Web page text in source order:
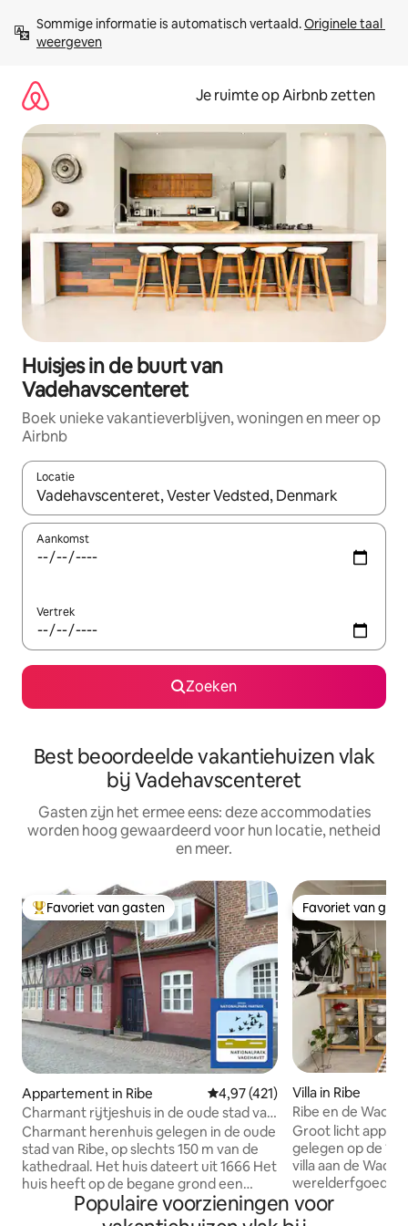
direct
naar
Sommige informatie is automatisch vertaald. Originele taal
weergeven
Je ruimte op Airbnb zetten
Huisjes in de buurt van
Vadehavscenteret
Boek unieke vakantieverblijven, woningen en meer op
Airbnb
Locatie
Wanneer er suggesties beschikbaar zijn, maak je een keuze
Aankomst
Vertrek
Zoeken
Best beoordeelde vakantiehuizen vlak
bij Vadehavscenteret
Gasten zijn het ermee eens: deze accommodaties
worden hoog gewaardeerd voor hun locatie, netheid
en meer.
Topfavoriet van gasten
Favoriet van gasten
Appartement in Ribe Gemiddelde beoordeling van
4,97 (421)
Charmant rijtjeshuis in de oude stad van
Ribes
Charmant herenhuis gelegen in de oude
stad van Ribe, op slechts 150 m van de
kathedraal. Het huis dateert uit 1666 Het
huis heeft op de begane grond een
kitchenette, badkamer en toilet, evenals
een eetkamer en een tv-kamer. De
Favoriet van
Favoriet van
Villa in Ribe
Ribe en de
Groot licht
gelegen op de 1e
villa aan de
werelderfgoed,
gebied. Het huis
Populaire voorzieningen voor